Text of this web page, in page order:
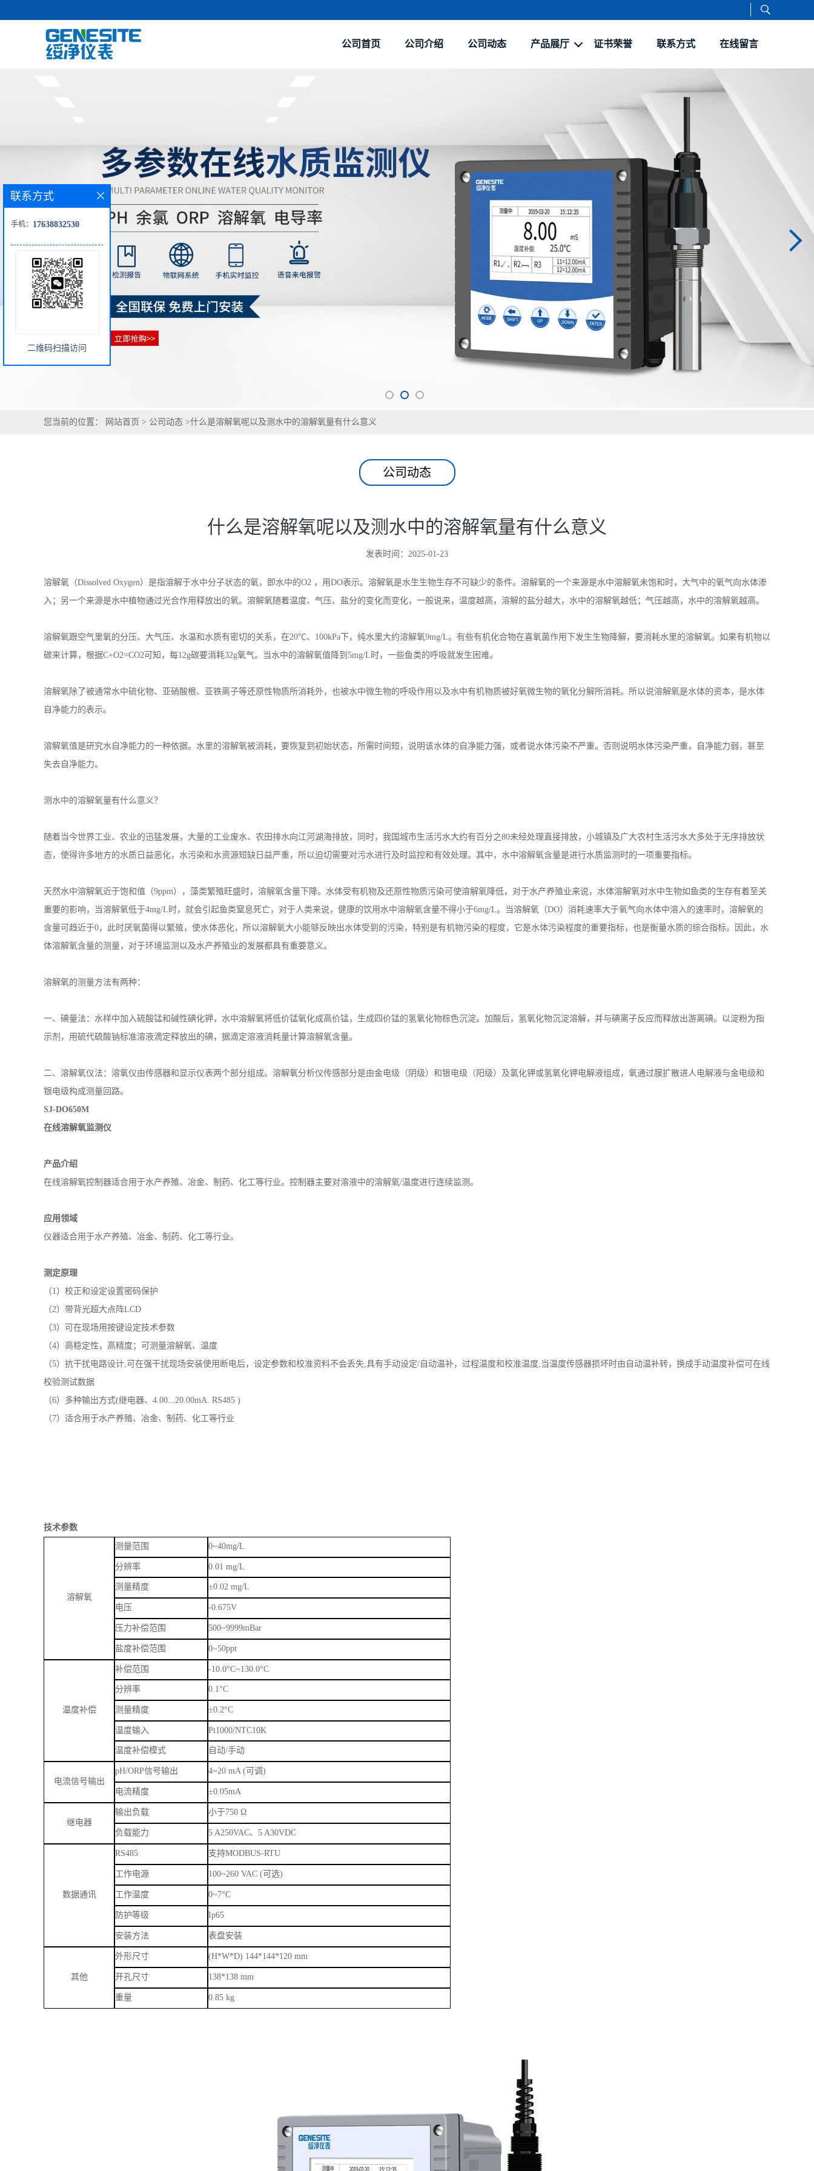
公司首页 公司介绍 公司动态 产品展厅 证书荣誉 联系方式 在线留言
网站首页>公司动态>什么是溶解氧呢以及测水中的溶解氧量有什么意义
什么是溶解氧呢以及测水中的溶解氧量有什么意义
溶解氧（Dissolved Oxygen）是指溶解于水中分子状态的氧，即水中的O2 ，用DO表示。溶解氧是水生生物生存不可缺少的条件。溶解氧的一个来源是水中溶解氧未饱和时，大气中的氧气向水体渗
溶解氧跟空气里氧的分压、大气压、水温和水质有密切的关系，在20℃、100kPa下，纯水里大约溶解氧9mg/L。有些有机化合物在喜氧菌作用下发生生物降解，要消耗水里的溶解氧。如果有机物以
溶解氧除了被通常水中硫化物、亚硝酸根、亚铁离子等还原性物质所消耗外，也被水中微生物的呼吸作用以及水中有机物质被好氧微生物的氧化分解所消耗。所以说溶解氧是水体的资本，是水体
自净能力的表示。
溶解氧值是研究水自净能力的一种依据。水里的溶解氧被消耗，要恢复到初始状态，所需时间短，说明该水体的自净能力强，或者说水体污染不严重。否则说明水体污染严重，自净能力弱，甚至
失去自净能力。
测水中的溶解氧量有什么意义？
态，使得许多地方的水质日益恶化，水污染和水资源短缺日益严重，所以迫切需要对污水进行及时监控和有效处理。其中，水中溶解氧含量是进行水质监测时的一项重要指标。
重要的影响，当溶解氧低于4mg/L时，就会引起鱼类窒息死亡，对于人类来说，健康的饮用水中溶解氧含量不得小于6mg/L。当溶解氧（DO）消耗速率大于氧气向水体中溶入的速率时，溶解氧的
体溶解氧含量的测量，对于环境监测以及水产养殖业的发展都具有重要意义。
一、碘量法：水样中加入硫酸锰和碱性碘化钾，水中溶解氧将低价锰氧化成高价锰，生成四价锰的氢氧化物棕色沉淀。加酸后，氢氧化物沉淀溶解，并与碘离子反应而释放出游离碘。以淀粉为指
示剂，用硫代硫酸钠标准溶液滴定释放出的碘，据滴定溶液消耗量计算溶解氧含量。
银电级构成测量回路。
在线溶解氧监测仪
在线溶解氧控制器适合用于水产养殖、冶金、制药、化工等行业。控制器主要对溶液中的溶解氧/温度进行连续监测。
应用领域
仪器适合用于水产养殖、冶金、制药、化工等行业。
测定原理
（1）校正和设定设置密码保护
（3）可在现场用按键设定技术参数
（4）高稳定性，高精度；可测量溶解氧、温度
校验测试数据
（6） 多种输出方式(继电器、4.00...20.00mA. RS485 )
（7）适合用于水产养殖、冶金、制药、化工等行业
技术参数
盐度补偿范围 0~50ppt
温度补偿
补偿范围 -10.0°C~130.0°C
分辨率 0.1°C
测量精度 ±0.2°C
温度输入 Pt1000/NTC10K
温度补偿模式 自动/手动
pH/ORP信号输出 4~20 mA (可调)
电流精度 ±0.05mA
继电器
输出负载 小于750Ω
负载能力 5 A250VAC、5 A30VDC
数据通讯
RS485 支持MODBUS-RTU
工作电源 100~260 VAC (可选)
工作温度 0~7°C
防护等级 Ip65
安装方法 表盘安装
外形尺寸 (H*W*D) 144*144*120 mm
开孔尺寸 138*138 mm
重量 0.85 kg
联系方式
手机： 17638832530
二维码扫描访问